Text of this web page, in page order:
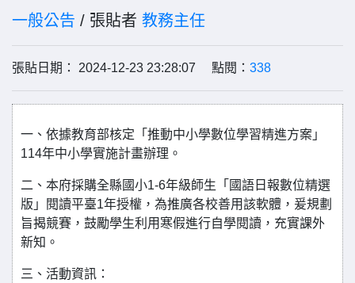
一般公告 / 張貼者 教務主任
張貼日期： 2024-12-23 23:28:07 點閱： 338
一、依據教育部核定「推動中小學數位學習精進方案」
114年中小學實施計畫辦理。
二、本府採購全縣國小1-6年級師生「國語日報數位精選
版」閱讀平臺1年授權，為推廣各校善用該軟體，爰規劃
旨揭競賽，鼓勵學生利用寒假進行自學閱讀，充實課外
新知。
三、活動資訊：